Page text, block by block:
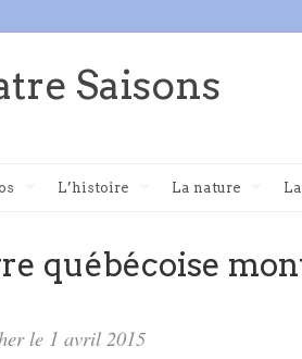
Saisons
L’histoire La nature
québécoise
le 1 avril 2015